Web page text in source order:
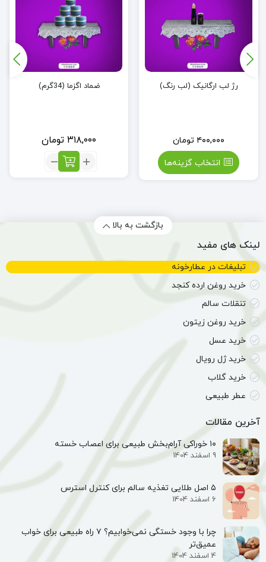
رژ لب ارگانیک (لب رنگ)
۴۰۰,۰۰۰ تومان
انتخاب گزینه‌ها
ضماد اگزما (34گرم)
۳۱۸,۰۰۰ تومان
تعداد:
ضماد
بازگشت به بالا
لینک های مفید
تبلیغات در عطارخونه
خرید روغن ارده کنجد
تنقلات سالم
خرید روغن زیتون
خرید عسل
خرید ژل رویال
خرید گلاب
عطر طبیعی
آخرین مقالات
۱۰ خوراکی آرام‌بخش طبیعی برای اعصاب خسته
9 اسفند 1404
۵ اصل طلایی تغذیه سالم برای کنترل استرس
6 اسفند 1404
چرا با وجود خستگی نمی‌خوابیم؟ ۷ راه طبیعی برای خواب
عمیق‌تر
4 اسفند 1404